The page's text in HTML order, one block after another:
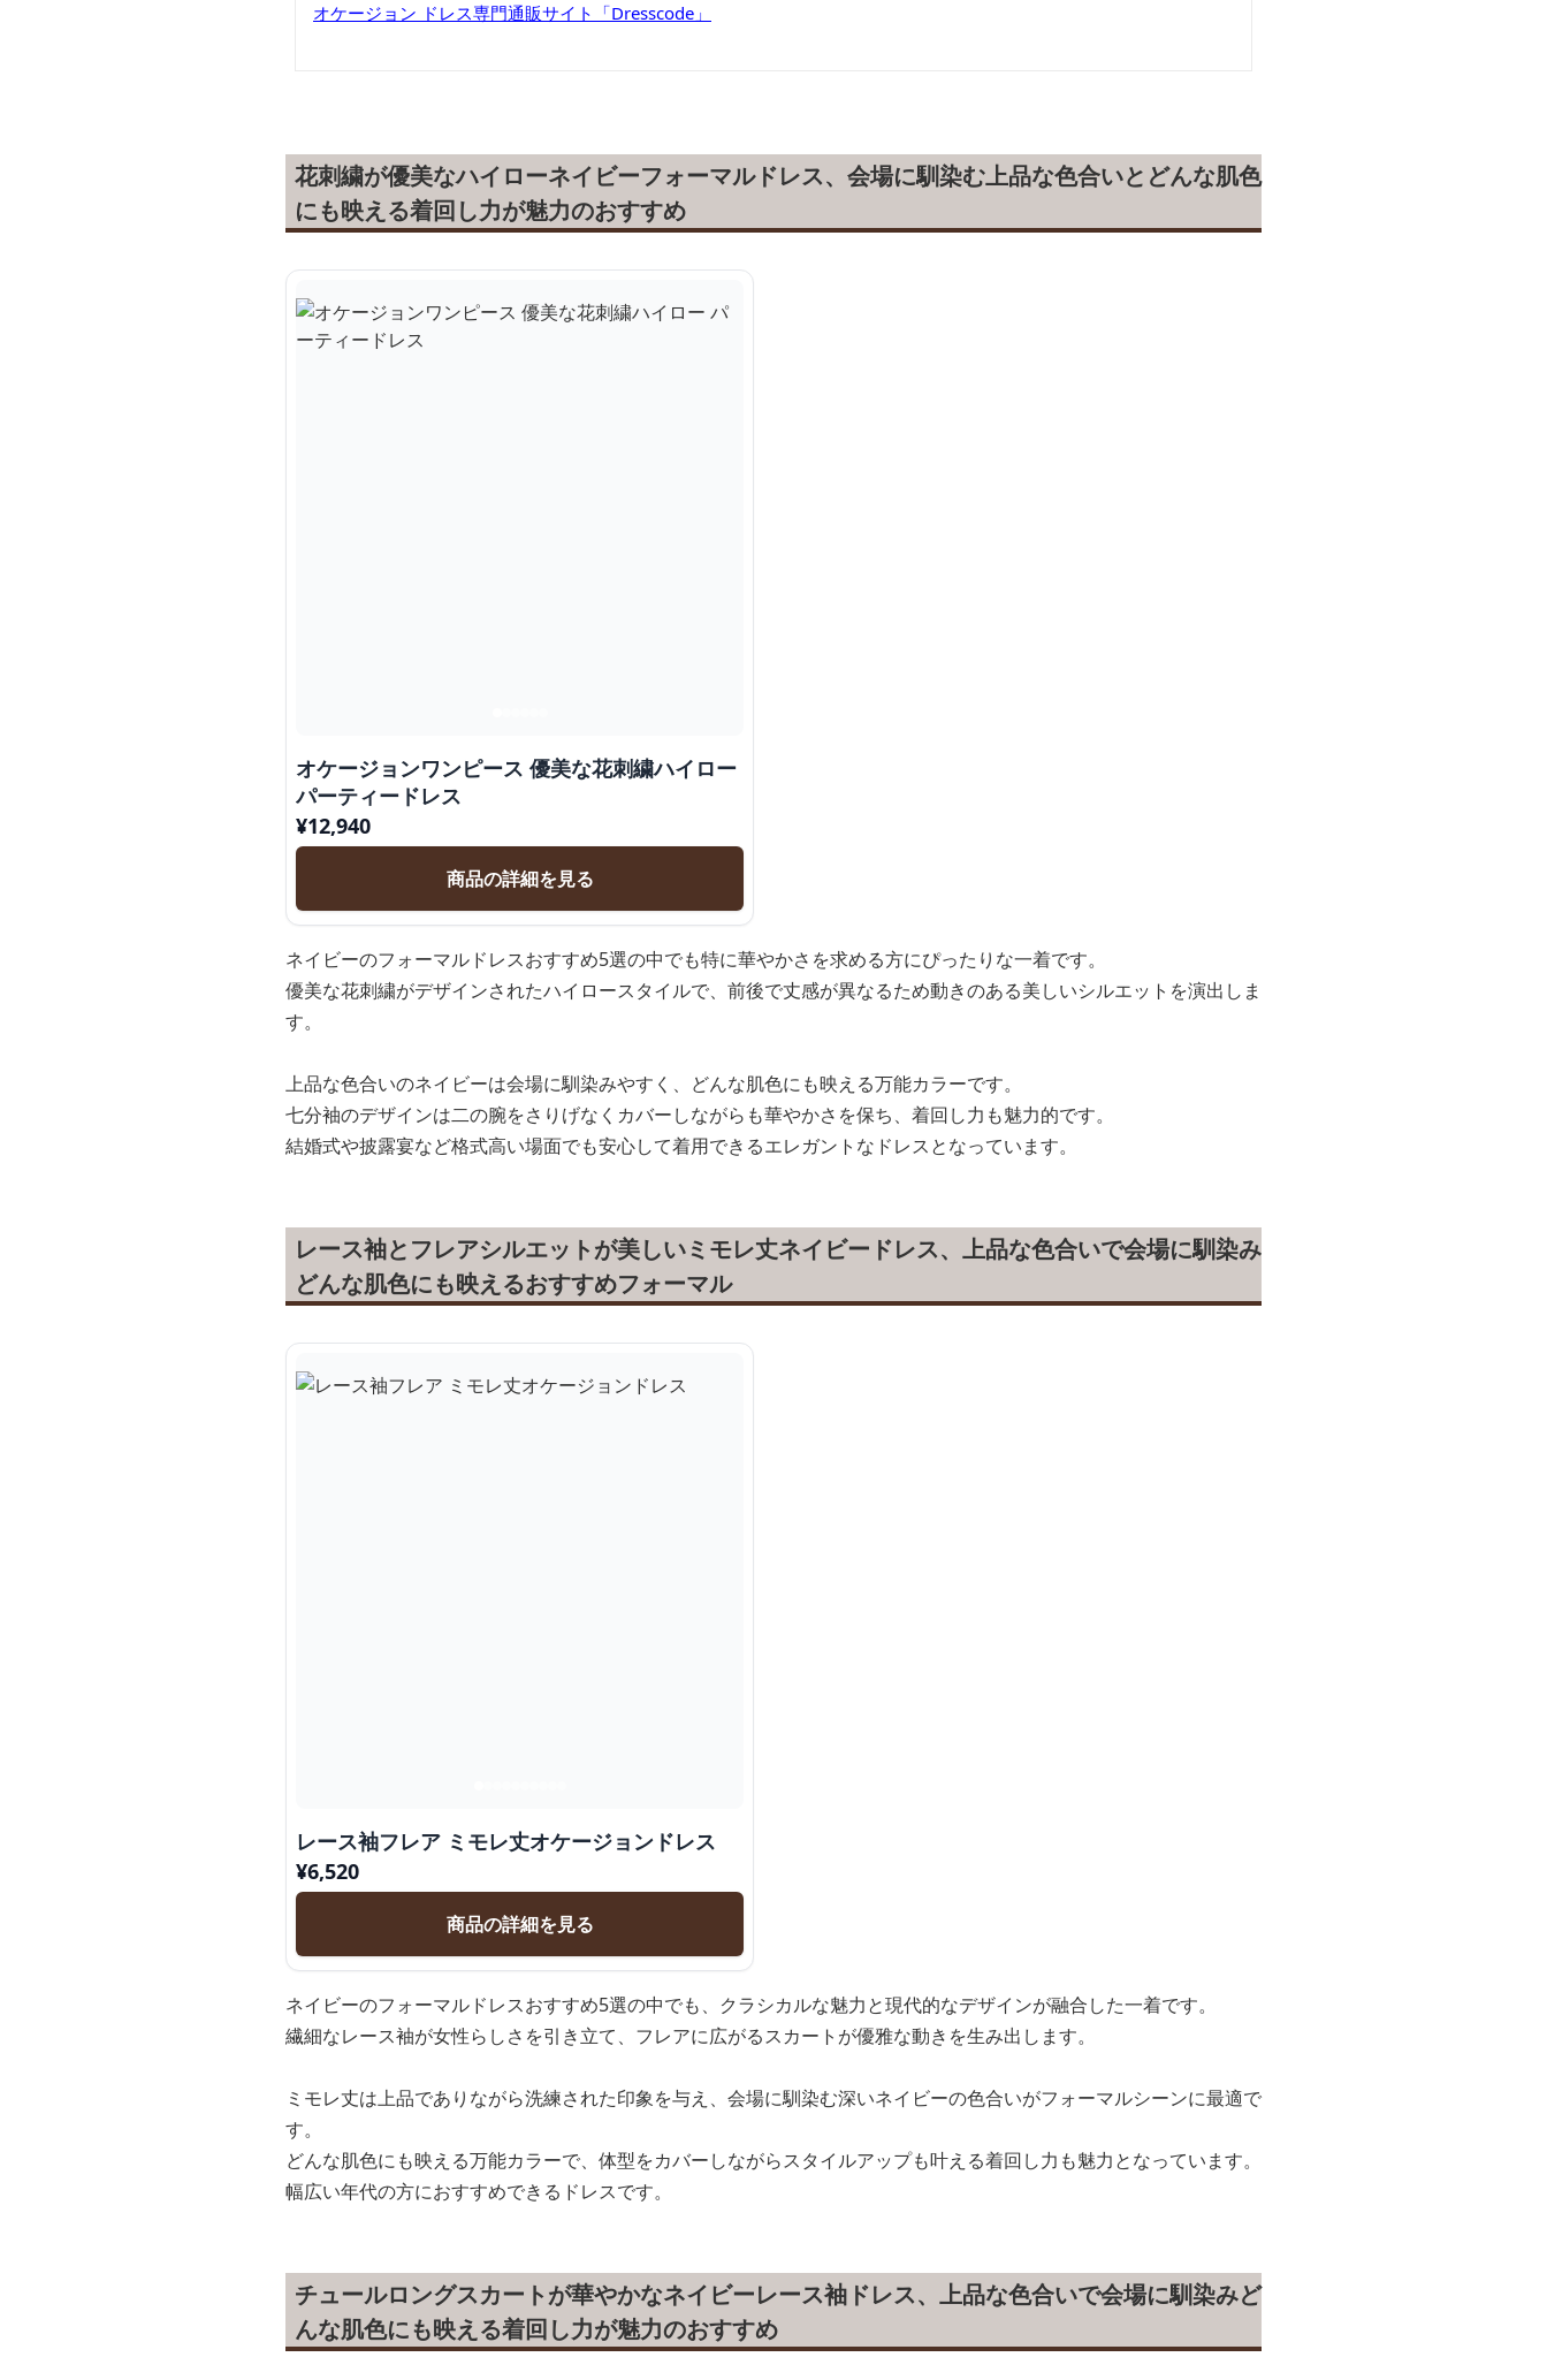
オケージョン ドレス専門通販サイト「Dresscode」
花刺繍が優美なハイローネイビーフォーマルドレス、会場に馴染む上品な色合いとどんな肌色
にも映える着回し力が魅力のおすすめ
オケージョンワンピース 優美な花刺繍ハイロー
パーティードレス
¥12,940
商品の詳細を見る
ネイビーのフォーマルドレスおすすめ5選の中でも特に華やかさを求める方にぴったりな一着です。
優美な花刺繍がデザインされたハイロースタイルで、前後で丈感が異なるため動きのある美しいシルエットを演出しま
す。
上品な色合いのネイビーは会場に馴染みやすく、どんな肌色にも映える万能カラーです。
七分袖のデザインは二の腕をさりげなくカバーしながらも華やかさを保ち、着回し力も魅力的です。
結婚式や披露宴など格式高い場面でも安心して着用できるエレガントなドレスとなっています。
レース袖とフレアシルエットが美しいミモレ丈ネイビードレス、上品な色合いで会場に馴染み
どんな肌色にも映えるおすすめフォーマル
レース袖フレア ミモレ丈オケージョンドレス
¥6,520
商品の詳細を見る
ネイビーのフォーマルドレスおすすめ5選の中でも、クラシカルな魅力と現代的なデザインが融合した一着です。
繊細なレース袖が女性らしさを引き立て、フレアに広がるスカートが優雅な動きを生み出します。
ミモレ丈は上品でありながら洗練された印象を与え、会場に馴染む深いネイビーの色合いがフォーマルシーンに最適で
す。
どんな肌色にも映える万能カラーで、体型をカバーしながらスタイルアップも叶える着回し力も魅力となっています。
幅広い年代の方におすすめできるドレスです。
チュールロングスカートが華やかなネイビーレース袖ドレス、上品な色合いで会場に馴染みど
んな肌色にも映える着回し力が魅力のおすすめ